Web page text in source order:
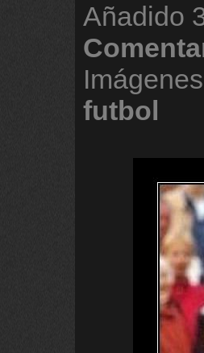
Añadido
futbol